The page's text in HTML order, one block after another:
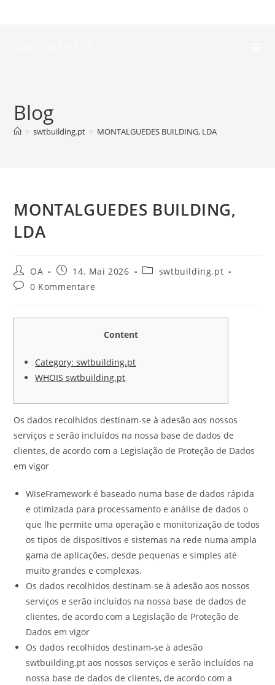
Blog
> swtbuilding.pt > MONTALGUEDES BUILDING, LDA
MONTALGUEDES BUILDING,
LDA
OA 14. Mai 2026
swtbuilding.pt
0 Kommentare
Content
Category: swtbuilding.pt
WHOIS swtbuilding.pt
Os dados recolhidos destinam-se à adesão aos nossos
serviços e serão incluídos na nossa base de dados de
clientes, de acordo com a Legislação de Proteção de Dados
em vigor
WiseFramework é baseado numa base de dados rápida
e otimizada para processamento e análise de dados o
que lhe permite uma operação e monitorização de todos
os tipos de dispositivos e sistemas na rede numa ampla
gama de aplicações, desde pequenas e simples até
muito grandes e complexas.
Os dados recolhidos destinam-se à adesão aos nossos
serviços e serão incluídos na nossa base de dados de
clientes, de acordo com a Legislação de Proteção de
Dados em vigor
Os dados recolhidos destinam-se à adesão
swtbuilding.pt aos nossos serviços e serão incluídos na
nossa base de dados de clientes, de acordo com a